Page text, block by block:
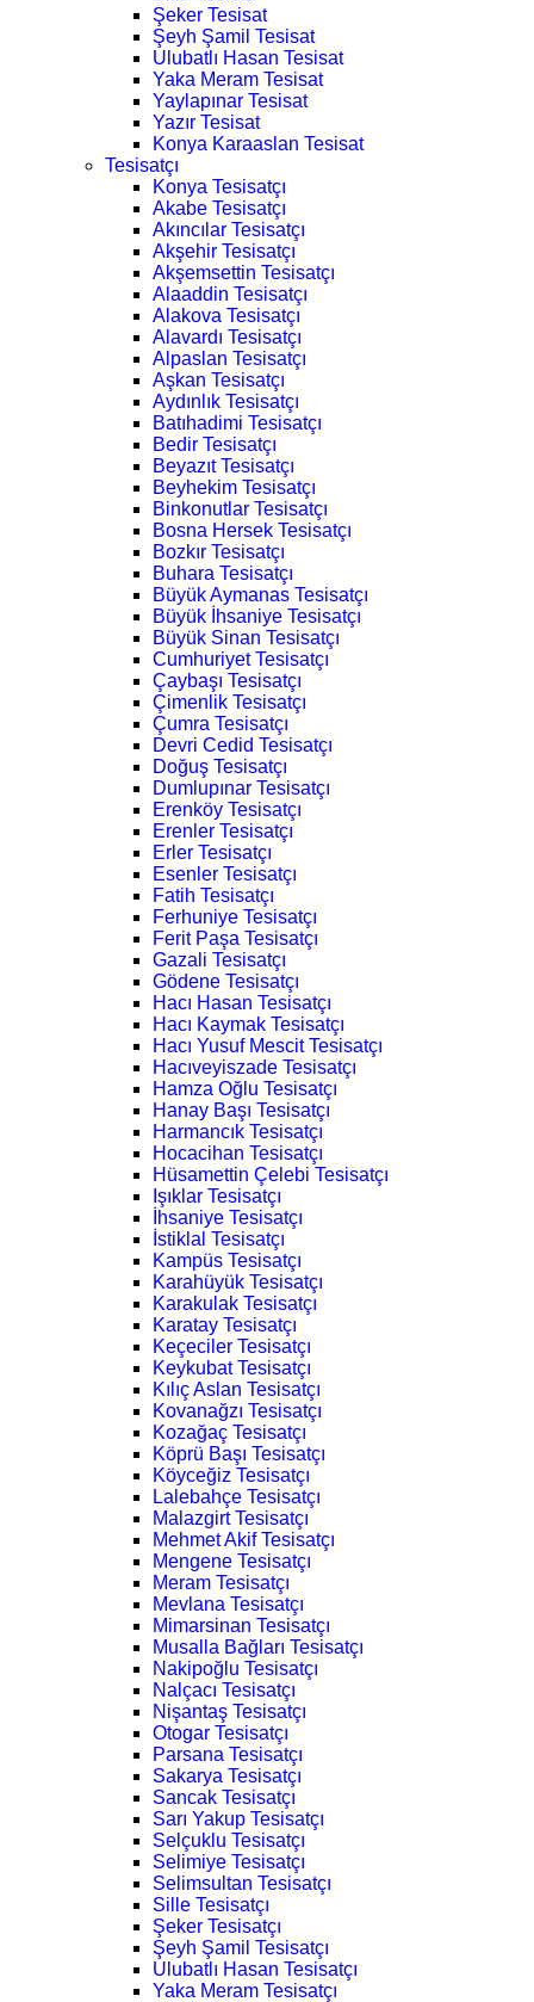
Şeker Tesisat
Şeyh Şamil Tesisat
Ulubatlı Hasan Tesisat
Yaka Meram Tesisat
Yaylapınar Tesisat
Yazır Tesisat
Konya Karaaslan Tesisat
Tesisatçı
Konya Tesisatçı
Akabe Tesisatçı
Akıncılar Tesisatçı
Akşehir Tesisatçı
Akşemsettin Tesisatçı
Alaaddin Tesisatçı
Alakova Tesisatçı
Alavardı Tesisatçı
Alpaslan Tesisatçı
Aşkan Tesisatçı
Aydınlık Tesisatçı
Batıhadimi Tesisatçı
Bedir Tesisatçı
Beyazıt Tesisatçı
Beyhekim Tesisatçı
Binkonutlar Tesisatçı
Bosna Hersek Tesisatçı
Bozkır Tesisatçı
Buhara Tesisatçı
Büyük Aymanas Tesisatçı
Büyük İhsaniye Tesisatçı
Büyük Sinan Tesisatçı
Cumhuriyet Tesisatçı
Çaybaşı Tesisatçı
Çimenlik Tesisatçı
Çumra Tesisatçı
Devri Cedid Tesisatçı
Doğuş Tesisatçı
Dumlupınar Tesisatçı
Erenköy Tesisatçı
Erenler Tesisatçı
Erler Tesisatçı
Esenler Tesisatçı
Fatih Tesisatçı
Ferhuniye Tesisatçı
Ferit Paşa Tesisatçı
Gazali Tesisatçı
Gödene Tesisatçı
Hacı Hasan Tesisatçı
Hacı Kaymak Tesisatçı
Hacı Yusuf Mescit Tesisatçı
Hacıveyiszade Tesisatçı
Hamza Oğlu Tesisatçı
Hanay Başı Tesisatçı
Harmancık Tesisatçı
Hocacihan Tesisatçı
Hüsamettin Çelebi Tesisatçı
Işıklar Tesisatçı
İhsaniye Tesisatçı
İstiklal Tesisatçı
Kampüs Tesisatçı
Karahüyük Tesisatçı
Karakulak Tesisatçı
Karatay Tesisatçı
Keçeciler Tesisatçı
Keykubat Tesisatçı
Kılıç Aslan Tesisatçı
Kovanağzı Tesisatçı
Kozağaç Tesisatçı
Köprü Başı Tesisatçı
Köyceğiz Tesisatçı
Lalebahçe Tesisatçı
Malazgirt Tesisatçı
Mehmet Akif Tesisatçı
Mengene Tesisatçı
Meram Tesisatçı
Mevlana Tesisatçı
Mimarsinan Tesisatçı
Musalla Bağları Tesisatçı
Nakipoğlu Tesisatçı
Nalçacı Tesisatçı
Nişantaş Tesisatçı
Otogar Tesisatçı
Parsana Tesisatçı
Sakarya Tesisatçı
Sancak Tesisatçı
Sarı Yakup Tesisatçı
Selçuklu Tesisatçı
Selimiye Tesisatçı
Selimsultan Tesisatçı
Sille Tesisatçı
Şeker Tesisatçı
Şeyh Şamil Tesisatçı
Ulubatlı Hasan Tesisatçı
Yaka Meram Tesisatçı